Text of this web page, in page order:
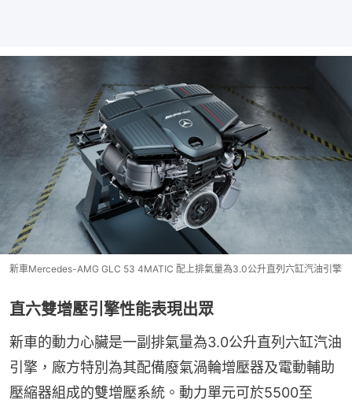
新車Mercedes-AMG GLC 53 4MATIC 配上排氣量為3.0公升直列六缸汽油引擎
直六雙增壓引擎性能表現出眾
新車的動力心臟是一副排氣量為3.0公升直列六缸汽油
引擎，廠方特別為其配備廢氣渦輪增壓器及電動輔助
壓縮器組成的雙增壓系統。動力單元可於5500至